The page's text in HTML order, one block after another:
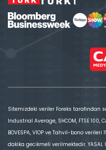
Sitemizdeki veriler Foreks tarafından
Industrial Average, SHCOM, FTSE 100,
BOVESPA, VİOP ve Tahvil-bono verileri
dakika gecikmeli verilmektedir. YASAL